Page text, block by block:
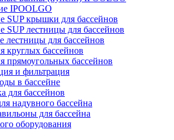
IPOOLGO
SUP крышки для бассейнов
SUP лестницы для бассейнов
лестницы для бассейнов
круглых бассейнов
прямоугольных бассейнов
и фильтрация
в бассейне
для бассейнов
надувного бассейна
для бассейна
оборудования